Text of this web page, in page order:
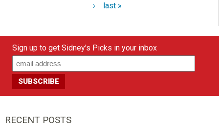
e
›
last »
Sign up to get Sidney's Picks in your inbox
RECENT POSTS